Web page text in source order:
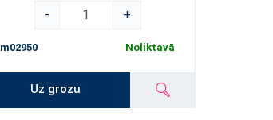
-
+
m02950 Noliktavā
Uz grozu